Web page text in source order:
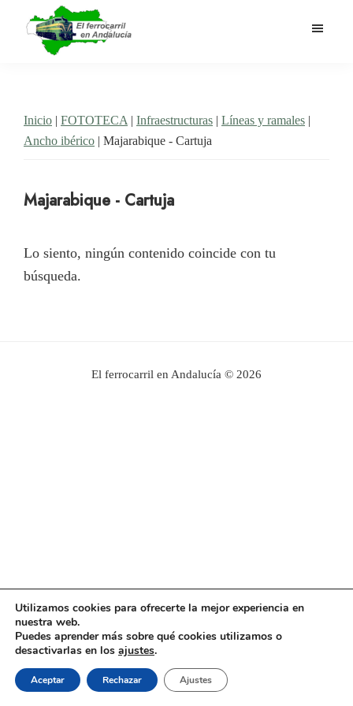
contenido
Andalucía
ferrocarril
en
Inicio | FOTOTECA | Infraestructuras | Líneas y ramales |
Ancho ibérico | Majarabique - Cartuja
Majarabique - Cartuja
Lo siento, ningún contenido coincide con tu
búsqueda.
El ferrocarril en Andalucía © 2026
Utilizamos cookies para ofrecerte la mejor experiencia en
nuestra web.
Puedes aprender más sobre qué cookies utilizamos o
desactivarlas en los ajustes.
Aceptar Rechazar Ajustes